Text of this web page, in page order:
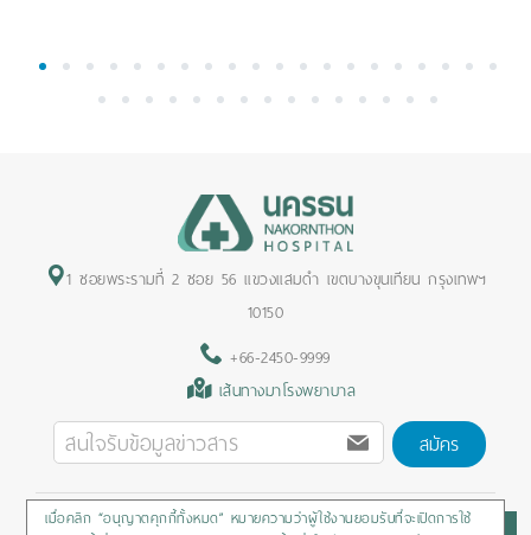
1 2 3 4 5 6 7 8 9 10 11 12 13 14 15 16 17 18 19 20
21 22 23 24 25 26 27 28 29 30 31 32 33 34 35
1 ซอยพระรามที่ 2 ซอย 56 แขวงแสมดำ เขตบางขุนเทียน กรุงเทพฯ
10150
+66-2450-9999
เส้นทางมาโรงพยาบาล
สมัคร
Privacy Policy/Cookies Policy/Sitemap/สิทธิผู้ป่วย
เมื่อคลิก “อนุญาตคุกกี้ทั้งหมด” หมายความว่าผู้ใช้งานยอมรับที่จะเปิดการใช้